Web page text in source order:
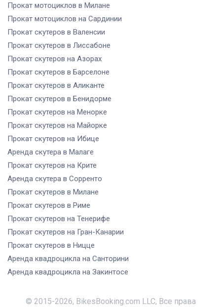
Прокат мотоциклов в Милане
Прокат мотоциклов на Сардинии
Прокат скутеров в Валенсии
Прокат скутеров в Лиссабоне
Прокат скутеров на Азорах
Прокат скутеров в Барселоне
Прокат скутеров в Аликанте
Прокат скутеров в Бенидорме
Прокат скутеров на Менорке
Прокат скутеров на Майорке
Прокат скутеров на Ибице
Аренда скутера в Малаге
Прокат скутеров на Крите
Аренда скутера в Сорренто
Прокат скутеров в Милане
Прокат скутеров в Риме
Прокат скутеров на Тенерифе
Прокат скутеров на Гран-Канарии
Прокат скутеров в Ницце
Аренда квадроцикла на Санторини
Аренда квадроцикла на Закинтосе
© 2015-2026, BikesBooking.com LLC, Все права